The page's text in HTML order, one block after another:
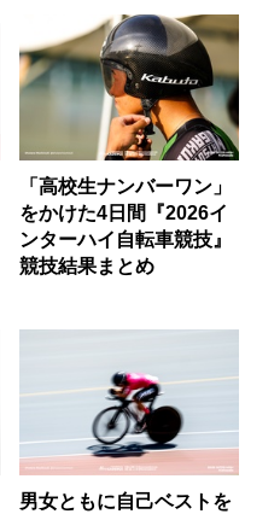
「高校生ナンバーワン」
をかけた4日間『2026イ
ンターハイ自転車競技』
競技結果まとめ
男女ともに自己ベストを